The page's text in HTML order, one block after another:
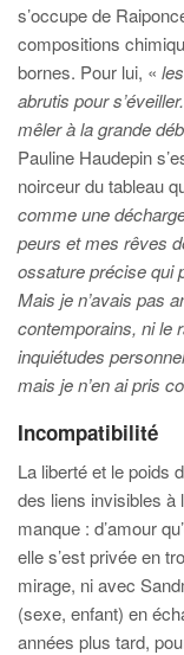
s’occupe de
compositions
bornes. Pour lui, «
abrutis pour
mêler à la grande
Pauline Haudepin
noirceur du tableau
comme une
peurs et mes rêves
ossature précise qui
Mais je n’avais pas
contemporains, ni le
inquiétudes
mais je n’en ai pris
Incompatibilité
La liberté et le poids
des liens invisibles à
manque : d’amour
elle s’est privée en
mirage, ni avec
(sexe, enfant) en
années plus tard,